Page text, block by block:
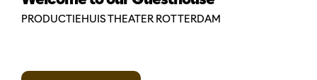
PRODUCTIEHUIS THEATER ROTTERDAM